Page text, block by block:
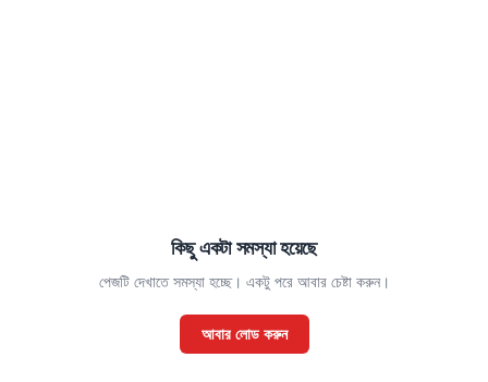
কিছু একটা সমস্যা হয়েছে
পেজটি দেখাতে সমস্যা হচ্ছে। একটু পরে আবার চেষ্টা করুন।
আবার লোড করুন